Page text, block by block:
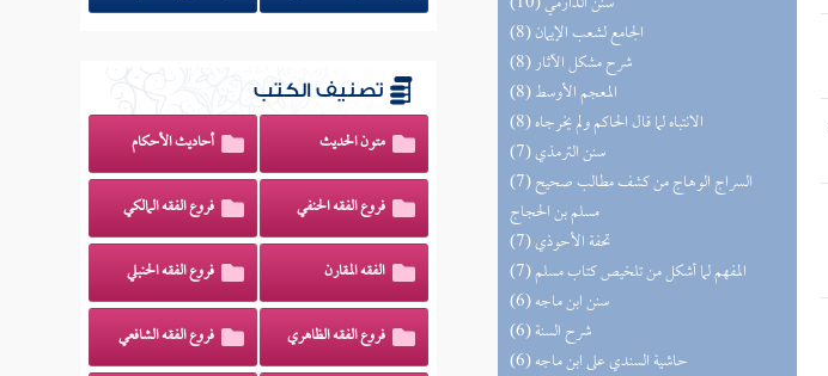
(8) الجامع لشعب الإيمان
(8) شرح مشكل الآثار
(8) المعجم الأوسط
(8) الانتباه لما قال الحاكم ولم يخرجاه
(7) سنن الترمذي
(7) السراج الوهاج من كشف مطالب صحيح
مسلم بن الحجاج
(7) تحفة الأحوذي
(7) المفهم لما أشكل من تلخيص كتاب مسلم
(6) سنن ابن ماجه
(6) شرح السنة
(6) حاشية السندي على ابن ماجه
تصنيف الكتب
متون الحديث أحاديث الأحكام
فروع الفقه الحنفي فروع الفقه المالكي
الفقه المقارن فروع الفقه الحنبلي
فروع الفقه الظاهري فروع الفقه الشافعي